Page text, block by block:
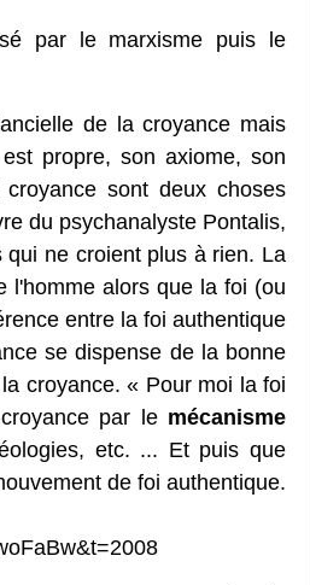
par le marxisme puis le
de la croyance mais
propre, son axiome, son
sont deux choses
du psychanalyste Pontalis,
ne croient plus à rien. La
l'homme alors que la foi (ou
entre la foi authentique
se dispense de la bonne
croyance. « Pour moi la foi
par le mécanisme
etc. ... Et puis que
de foi authentique.